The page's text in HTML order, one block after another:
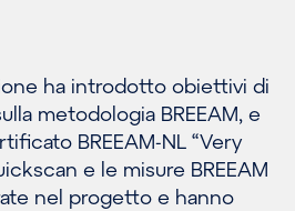
ha introdotto obiettivi di
metodologia BREEAM, e
BREEAM-NL “Very
e le misure BREEAM
nel progetto e hanno